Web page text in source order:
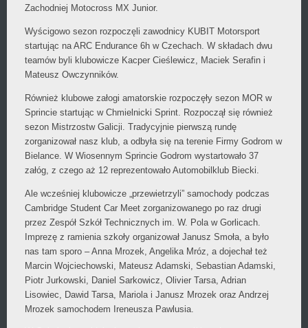
Zachodniej Motocross MX Junior.
Wyścigowo sezon rozpoczęli zawodnicy KUBIT Motorsport
startując na ARC Endurance 6h w Czechach. W składach dwu
teamów byli klubowicze Kacper Cieślewicz, Maciek Serafin i
Mateusz Owczynników.
Również klubowe załogi amatorskie rozpoczęły sezon MOR w
Sprincie startując w Chmielnicki Sprint. Rozpoczął się również
sezon Mistrzostw Galicji. Tradycyjnie pierwszą rundę
zorganizował nasz klub, a odbyła się na terenie Firmy Godrom w
Bielance. W Wiosennym Sprincie Godrom wystartowało 37
załóg, z czego aż 12 reprezentowało Automobilklub Biecki.
Ale wcześniej klubowicze „przewietrzyli” samochody podczas
Cambridge Student Car Meet zorganizowanego po raz drugi
przez Zespół Szkół Technicznych im. W. Pola w Gorlicach.
Imprezę z ramienia szkoły organizował Janusz Smoła, a było
nas tam sporo – Anna Mrozek, Angelika Mróz, a dojechał też
Marcin Wojciechowski, Mateusz Adamski, Sebastian Adamski,
Piotr Jurkowski, Daniel Sarkowicz, Olivier Tarsa, Adrian
Lisowiec, Dawid Tarsa, Mariola i Janusz Mrozek oraz Andrzej
Mrozek samochodem Ireneusza Pawlusia.